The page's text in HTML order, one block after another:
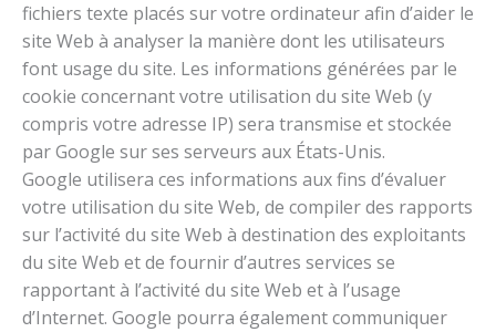
fichiers texte placés sur votre ordinateur afin d’aider le
site Web à analyser la manière dont les utilisateurs
font usage du site. Les informations générées par le
cookie concernant votre utilisation du site Web (y
compris votre adresse IP) sera transmise et stockée
par Google sur ses serveurs aux États-Unis.
Google utilisera ces informations aux fins d’évaluer
votre utilisation du site Web, de compiler des rapports
sur l’activité du site Web à destination des exploitants
du site Web et de fournir d’autres services se
rapportant à l’activité du site Web et à l’usage
d’Internet. Google pourra également communiquer